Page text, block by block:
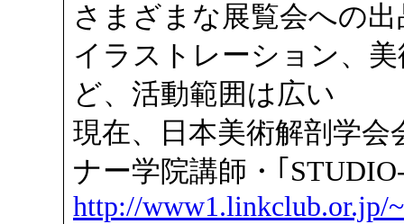
さまざまな展覧会への
イラストレーション、
ど、活動範囲は広い
現在、日本美術解剖学会
ナー学院講師・｢
http://www1.linkclub.or.jp/